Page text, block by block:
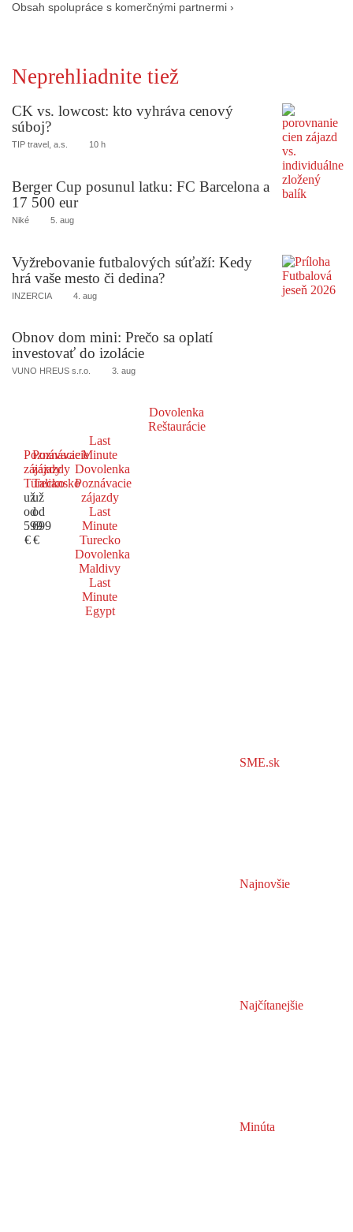
Obsah spolupráce s komerčnými partnermi ›
Neprehliadnite tiež
CK vs. lowcost: kto vyhráva cenový
súboj?
TIP travel, a.s. 10 h
Berger Cup posunul latku: FC Barcelona a
17 500 eur
Niké 5. aug
Vyžrebovanie futbalových súťaží: Kedy
hrá vaše mesto či dedina?
INZERCIA 4. aug
Obnov dom mini: Prečo sa oplatí
investovať do izolácie
VUNO HREUS s.r.o. 3. aug
Dovolenka
Reštaurácie
Poznávacie
zájazdy
Turecko
už
od
599
€
Poznávacie
zájazdy
Taliansko
už
od
699
€
Last
Minute
Dovolenka
Poznávacie
zájazdy
Last
Minute
Turecko
Dovolenka
Maldivy
Last
Minute
Egypt
SME.sk
Najnovšie
Najčítanejšie
Minúta